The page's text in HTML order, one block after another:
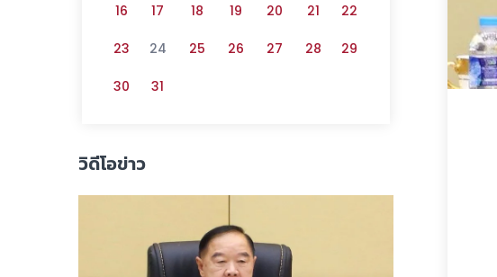
16 17 18 19 20 21 22
23 24 25 26 27 28 29
30 31
วิดีโอข่าว